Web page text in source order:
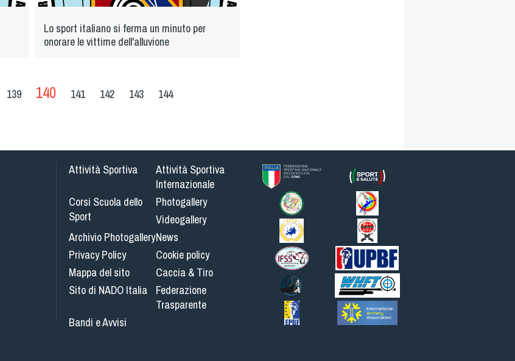
Lo sport italiano si ferma un minuto per
onorare le vittime dell'alluvione
139 140 141 142 143 144
Attività Sportiva
Attività Sportiva
Internazionale
Corsi Scuola dello
Sport
Photogallery
Videogallery
Archivio PhotogalleryNews
Privacy Policy
Cookie policy
Mappa del sito
Caccia & Tiro
Sito di NADO Italia Federazione
Trasparente
Bandi e Avvisi